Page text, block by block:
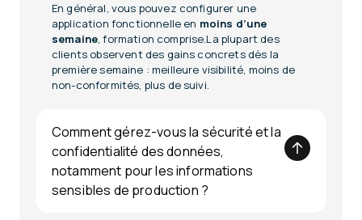
En général, vous pouvez configurer une
application fonctionnelle en moins d’une
semaine, formation comprise.La plupart des
clients observent des gains concrets dès la
première semaine : meilleure visibilité, moins de
non-conformités, plus de suivi.
Comment gérez-vous la sécurité et la
confidentialité des données,
notamment pour les informations
sensibles de production ?